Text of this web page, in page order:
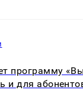
программу
и для